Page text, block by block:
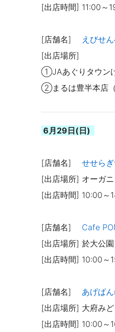
[出店時間] 11:00～
[店舗名]
えびせ
[出店場所]
①JAあぐりタウン
②まるは豊半本店（
6月29日(日)
[店舗名] せせら
[出店場所] オーガ
[出店時間] 10:00～
[店舗名] Cafe
[出店場所] 於大公
[出店時間] 10:00～
[店舗名] あげぱ
[出店場所] 大府み
[出店時間] 10:00～